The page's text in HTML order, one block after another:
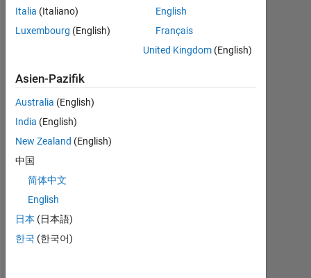
Statistik
MATLAB Answers
BEITRÄGE L
0
3
4
5
7
Italia (Italiano)
Luxembourg (English)
English
Français
United Kingdom (English)
Asien-Pazifik
Australia (English)
India (English)
New Zealand (English)
中国
简体中文
English
日本 (日本語)
한국 (한국어)